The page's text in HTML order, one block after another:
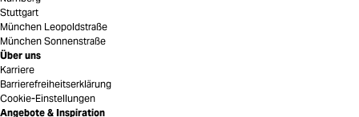
Stuttgart
München Leopoldstraße
München Sonnenstraße
Über uns
Karriere
Barrierefreiheitserklärung
Cookie-Einstellungen
Angebote & Inspiration